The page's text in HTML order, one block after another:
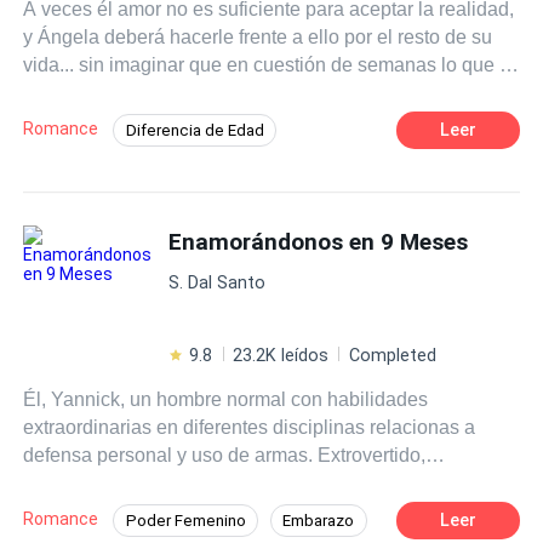
A veces él amor no es suficiente para aceptar la realidad,
y Ángela deberá hacerle frente a ello por el resto de su
vida... sin imaginar que en cuestión de semanas lo que le
haciéndola tomar decisiones que podrían separarla para
siempre del único que la ha amado tal cual es.
Romance Diferencia de Edad
Independiente Mujeriego
Leer
Enamorándonos en 9 Meses
S. Dal Santo
9.8 23.2K leídos Completed
Él, Yannick, un hombre normal con habilidades
extraordinarias en diferentes disciplinas relacionas a
defensa personal y uso de armas. Extrovertido,
Velázquez de Cuéllar, una cantante y pianista de
Romance Poder Femenino Embarazo Leer